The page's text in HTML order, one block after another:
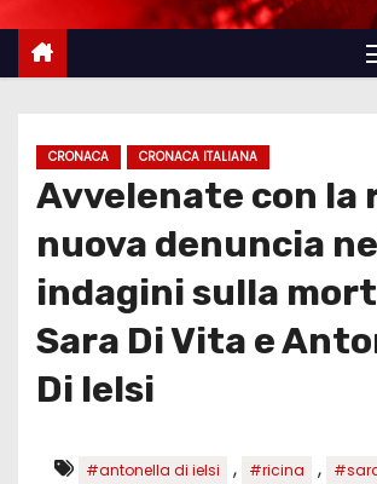
CRONACA CRONACA ITALIANA
Avvelenate con la
nuova denuncia
indagini sulla
Sara Di Vita e
Di Ielsi
#antonella di ielsi , #ricina ,